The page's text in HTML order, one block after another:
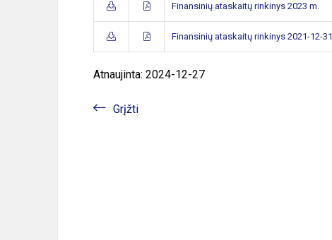
Finansinių ataskaitų rinkinys 2023 m.
Finansinių ataskaitų rinkinys 2021-12-31
Atnaujinta: 2024-12-27
Grįžti